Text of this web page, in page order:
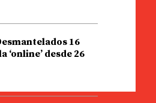
16
desde 26